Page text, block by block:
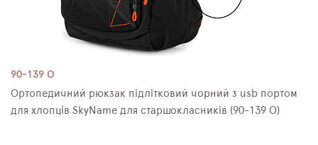
90-139 О
Ортопедичний рюкзак підлітковий чорний з usb портом
для хлопців SkyName для старшокласників (90-139 О)